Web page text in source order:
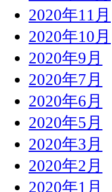
2020年11月
2020年10月
2020年9月
2020年7月
2020年6月
2020年5月
2020年3月
2020年2月
2020年1月